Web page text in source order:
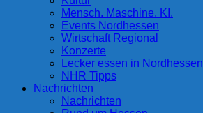
Mensch. Maschine. KI.
Events Nordhessen
Wirtschaft Regional
Konzerte
Lecker essen in Nordhessen
NHR Tipps
Nachrichten
Nachrichten